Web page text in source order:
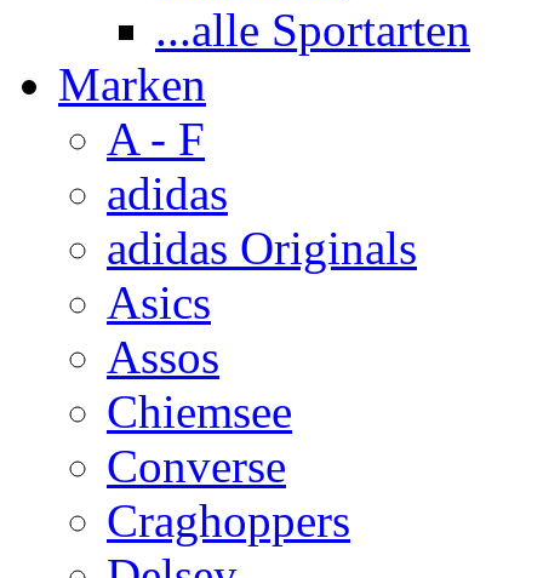
...alle Sportarten
Marken
A - F
adidas
adidas Originals
Asics
Assos
Chiemsee
Converse
Craghoppers